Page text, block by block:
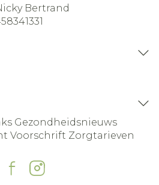
Bertrand
Gezondheidsnieuws
Voorschrift Zorgtarieven